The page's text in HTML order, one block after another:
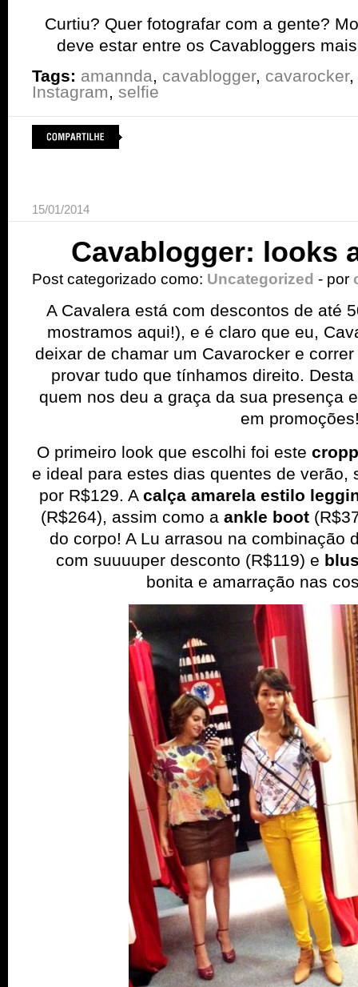
Curtiu? Quer fotografar com a gente?
deve estar entre os Cavabloggers
Tags: amannda, cavablogger, cavarocker,
Instagram, selfie
15/01/2014
Cavablogger: looks
Post categorizado como: Uncategorized - por
A Cavalera está com descontos de até
mostramos aqui!), e é claro que eu,
deixar de chamar um Cavarocker e
provar tudo que tínhamos direito.
quem nos deu a graça da sua presença
em
O primeiro look que escolhi foi este
e ideal para estes dias quentes de verão,
por R$129. A calça amarela estilo
(R$264), assim como a ankle boot
do corpo! A Lu arrasou na combinação
com suuuuper desconto (R$119) e
bonita e amarração nas